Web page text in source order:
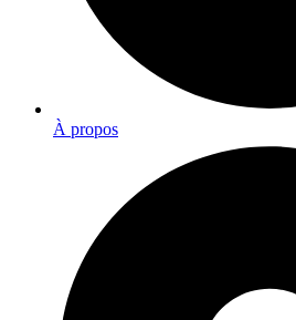
À propos